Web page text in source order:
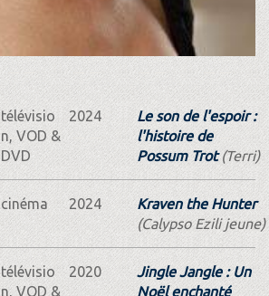
télévisio
n, VOD &
DVD
2024
Le son de l'espoir :
l'histoire de
Possum Trot(Terri)
cinéma 2024
Kraven the Hunter
(Calypso Ezili jeune)
télévisio
n, VOD &
2020
Jingle Jangle : Un
Noël enchanté